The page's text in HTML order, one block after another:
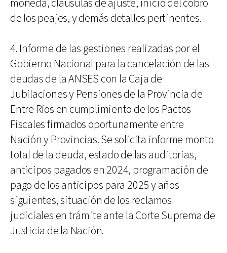
moneda, cláusulas de ajuste, inicio del cobro
de los peajes, y demás detalles pertinentes.
4. Informe de las gestiones realizadas por el
Gobierno Nacional para la cancelación de las
deudas de la ANSES con la Caja de
Jubilaciones y Pensiones de la Provincia de
Entre Ríos en cumplimiento de los Pactos
Fiscales firmados oportunamente entre
Nación y Provincias. Se solicita informe monto
total de la deuda, estado de las auditorias,
anticipos pagados en 2024, programación de
pago de los anticipos para 2025 y años
siguientes, situación de los reclamos
judiciales en trámite ante la Corte Suprema de
Justicia de la Nación.